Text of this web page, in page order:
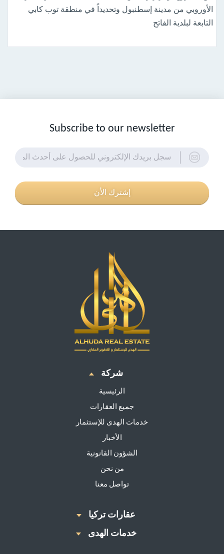
الأوروبي من مدينة إسطنبول وتحديداً في منطقة توب كابي
التابعة لبلدية الفاتح
Subscribe to our newsletter
إشترك الأن
شركة
الرئيسية
جميع العقارات
خدمات الهدى للإستثمار
الأخبار
الشؤون القانونية
من نحن
تواصل معنا
عقارات تركيا
خدمات الهدى